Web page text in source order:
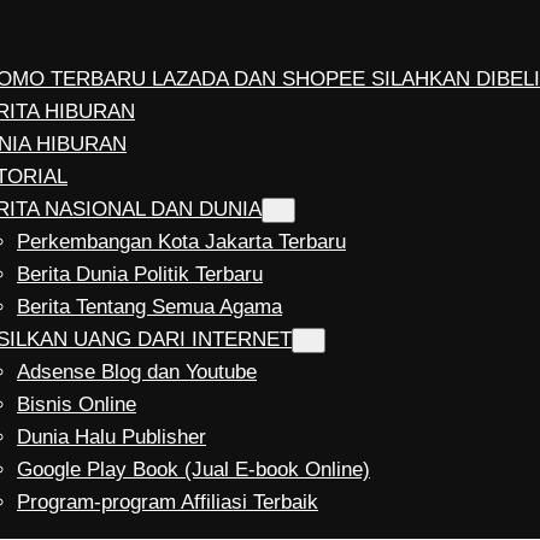
TERBARU LAZADA DAN SHOPEE SILAHKAN DIBELI
HIBURAN
HIBURAN
NASIONAL DAN DUNIA
Perkembangan Kota Jakarta Terbaru
Berita Dunia Politik Terbaru
Berita Tentang Semua Agama
UANG DARI INTERNET
Adsense Blog dan Youtube
Bisnis Online
Dunia Halu Publisher
Google Play Book (Jual E-book Online)
Program-program Affiliasi Terbaik